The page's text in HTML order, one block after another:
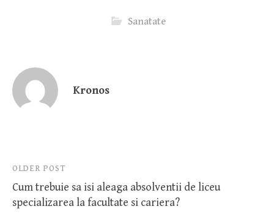
Sanatate
Kronos
Post
navigation
OLDER POST
Cum trebuie sa isi aleaga absolventii de liceu
specializarea la facultate si cariera?